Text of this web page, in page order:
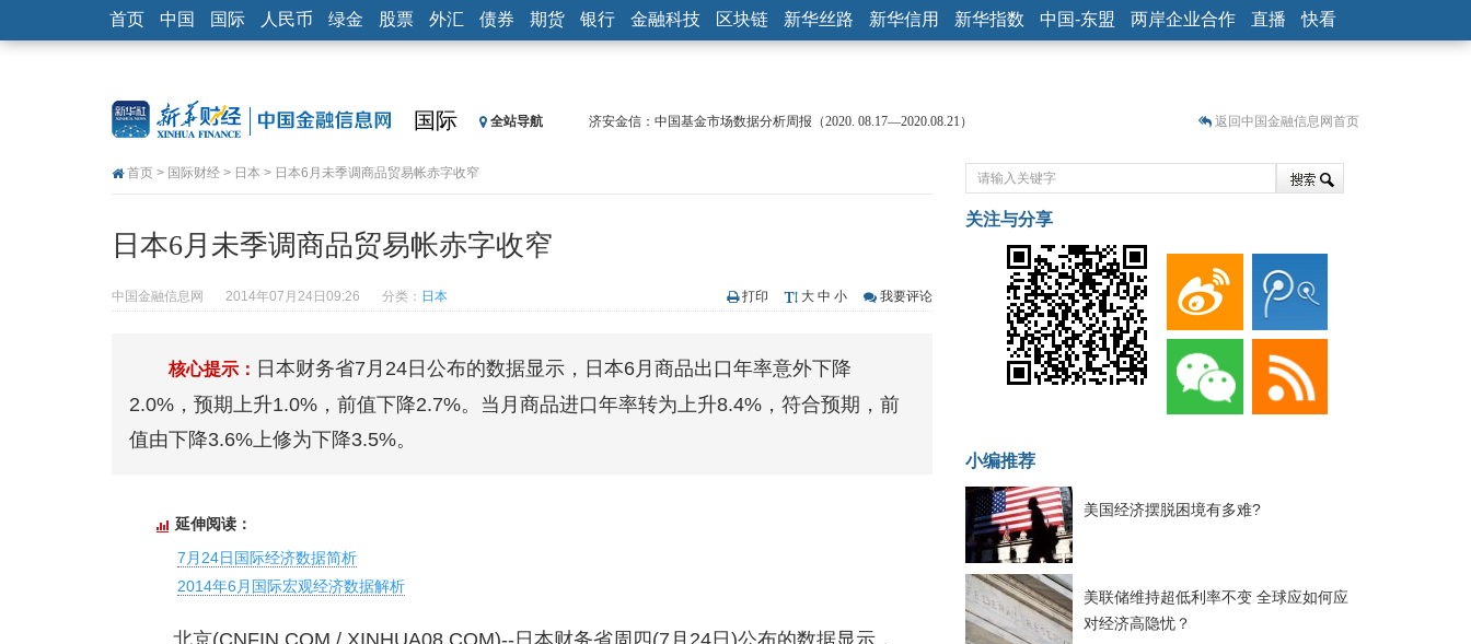
首页 中国 国际 人民币 绿金 股票 外汇 债券 期货 银行 金融科技 区块链 新华丝路 新华信用 新华指数 中国-东盟 两岸企业合作 直播 快看
国际 全站导航
济安金信：中国基金市场数据分析周报（2020. 08.17—2020.08.21）
央行公开市场净投放300亿元 短端资金利率明显下行
恒生聚源：北斗收官之星发射成功，全产业链解析
返回中国金融信息网首页
首页 > 国际财经 > 日本 > 日本6月未季调商品贸易帐赤字收窄
日本6月未季调商品贸易帐赤字收窄
中国金融信息网 2014年07月24日09:26 分类： 日本 打印 大 中 小 我要评论
核心提示： 日本财务省7月24日公布的数据显示，日本6月商品出口年率意外下降
2.0%，预期上升1.0%，前值下降2.7%。当月商品进口年率转为上升8.4%，符合预期，前
值由下降3.6%上修为下降3.5%。
延伸阅读：
7月24日国际经济数据简析
2014年6月国际宏观经济数据解析
北京(CNFIN.COM / XINHUA08.COM)--日本财务省周四(7月24日)公布的数据显示，
关注与分享
小编推荐
美国经济摆脱困境有多难?
美联储维持超低利率不变 全球应如何应
对经济高隐忧？